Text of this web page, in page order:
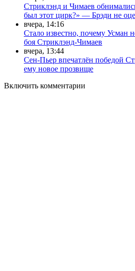
Стриклэнд и Чимаев
был этот цирк?» — Брэди не
вчера, 14:16
Стало известно, почему Усман
боя Стриклэнд-Чимаев
вчера, 13:44
Сен-Пьер впечатлён победой
ему новое прозвище
Включить комментарии